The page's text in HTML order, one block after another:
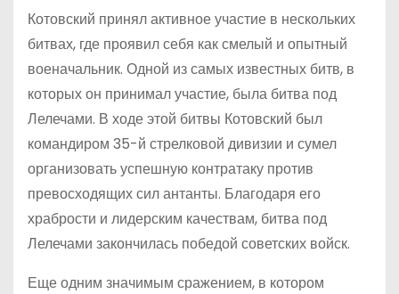
Котовский принял активное участие в нескольких
битвах, где проявил себя как смелый и опытный
военачальник. Одной из самых известных битв, в
которых он принимал участие, была битва под
Лелечами. В ходе этой битвы Котовский был
командиром 35-й стрелковой дивизии и сумел
организовать успешную контратаку против
превосходящих сил антанты. Благодаря его
храбрости и лидерским качествам, битва под
Лелечами закончилась победой советских войск.
Еще одним значимым сражением, в котором